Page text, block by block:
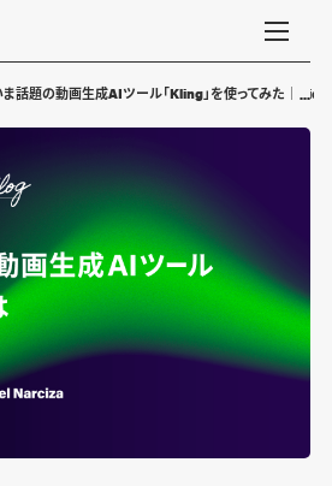
ま話題の動画生成AIツール「Kling」を使ってみた｜